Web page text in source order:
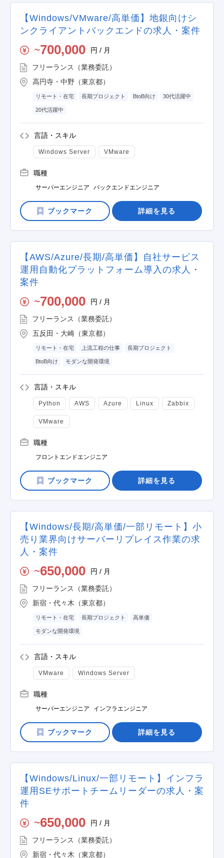
【Windows/VMware/高単価】地銀向けシ
ンクライアントバックエンドの求人・案件
〜700,000 円 / 月
フリーランス（業務委託）
高円寺・中野（東京都）
リモート・在宅 長期プロジェクト BtoB向け 30代活躍中
20代活躍中
言語・スキル
Windows Server VMware
職種
サーバーエンジニア バックエンドエンジニア
詳細を見る
【AWS/Azure/長期/高単価】自社サービス
運用自動化プラットフォーム導入の求人・
案件
〜700,000 円 / 月
フリーランス（業務委託）
五反田・大崎（東京都）
リモート・在宅 上流工程の仕事 長期プロジェクト
BtoB向け モダンな開発環境
言語・スキル
Python AWS Azure Linux Zabbix
VMware
職種
フロントエンドエンジニア
詳細を見る
【Windows/長期/高単価/一部リモート】小
売り業界向けサーバーリプレイス作業の求
人・案件
〜650,000 円 / 月
フリーランス（業務委託）
新宿・代々木（東京都）
リモート・在宅 長期プロジェクト 高単価
モダンな開発環境
言語・スキル
VMware Windows Server
職種
サーバーエンジニア インフラエンジニア
詳細を見る
【Windows/Linux/一部リモート】インフラ
運用SEサポートチームリーダーの求人・案
件
〜650,000 円 / 月
フリーランス（業務委託）
新宿・代々木（東京都）